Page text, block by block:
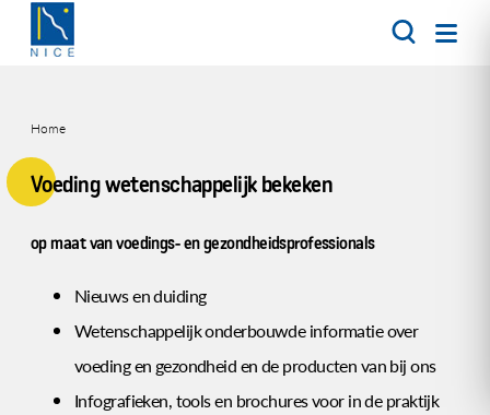
Overslaan
naar
gaanKruimelpad
Home
Voeding wetenschappelijk bekeken
op maat van voedings- en gezondheidsprofessionals
Nieuws en duiding
Wetenschappelijk onderbouwde informatie over
voeding en gezondheid en de producten van bij ons
Infografieken, tools en brochures voor in de praktijk